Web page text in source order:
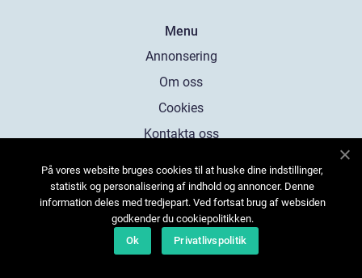
Menu
Annonsering
Om oss
Cookies
Kontakta oss
På vores website bruges cookies til at huske dine indstillinger,
statistik og personalisering af indhold og annoncer. Denne
information deles med tredjepart. Ved fortsat brug af websiden
godkender du cookiepolitikken.
Ok
Privatlivspolitik